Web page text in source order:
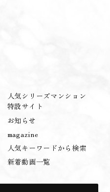
人気シリーズマンション
特設サイト
お知らせ
magazine
人気キーワードから検索
新着動画一覧